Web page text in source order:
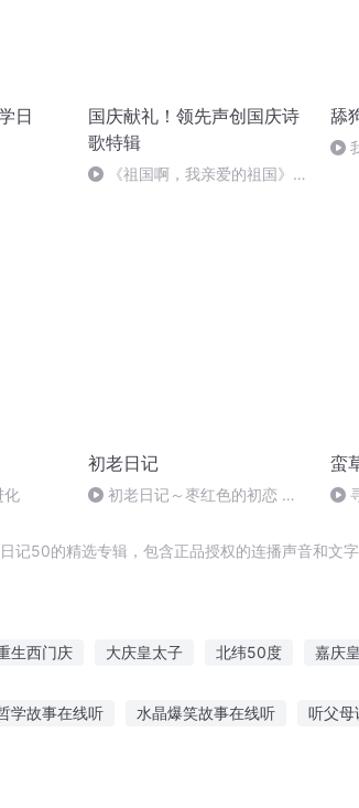
日
国庆献礼！领先声创国庆诗
歌特辑
《祖国啊，我亲爱的祖国》温
舔
化
初老日记
初老日记～枣红色的初恋 访
蛮
记50的精选专辑，包含正品授权的连播声音和文
生西门庆 大庆皇太子 北纬50度 嘉庆
学故事在线听 水晶爆笑故事在线听 听父母